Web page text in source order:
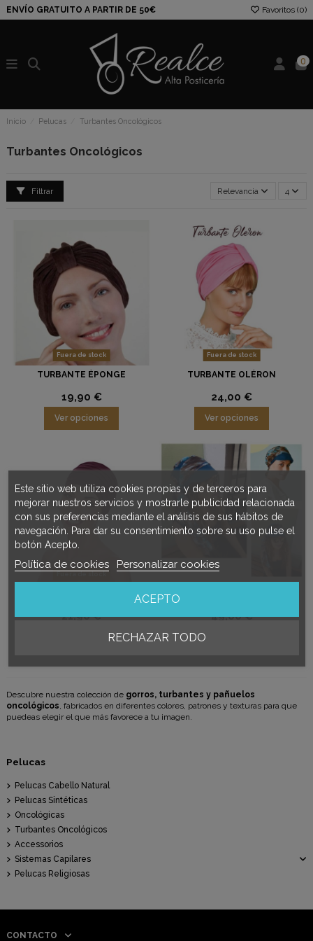
ENVÍO GRATUITO A PARTIR DE 50€ Favoritos (0)
0
Inicio Pelucas Turbantes Oncológicos
Turbantes Oncológicos
Filtrar Relevancia 4
Fuera de stock
TURBANTE ÉPONGE
19,90 €
Ver opciones
Fuera de stock
TURBANTE OLÉRON
24,00 €
Ver opciones
21,90 €
BAMBOU SANT GERMAIN
49,00 €
Descubre nuestra colección de gorros, turbantes y pañuelos
oncológicos, fabricados en diferentes colores, patrones y texturas para que
puedeas elegir el que más favorece a tu imagen.
Pelucas
Pelucas Cabello Natural
Pelucas Sintéticas
Oncológicas
Turbantes Oncológicos
Accessorios
Sistemas Capilares
Pelucas Religiosas
CONTACTO
Este sitio web utiliza cookies propias y de terceros para
mejorar nuestros servicios y mostrarle publicidad relacionada
con sus preferencias mediante el análisis de sus hábitos de
navegación. Para dar su consentimiento sobre su uso pulse el
botón Acepto.
Política de cookies Personalizar cookies
RECHAZAR TODO
ACEPTO